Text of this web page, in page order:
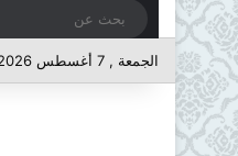
الجمعة , 7 أغسطس 2026